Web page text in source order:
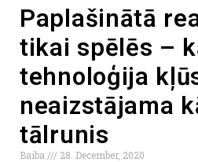
Paplašinātā
tikai spēlēs –
tehnoloģija
neaizstājama
tālrunis
Baiba
28. December, 2020